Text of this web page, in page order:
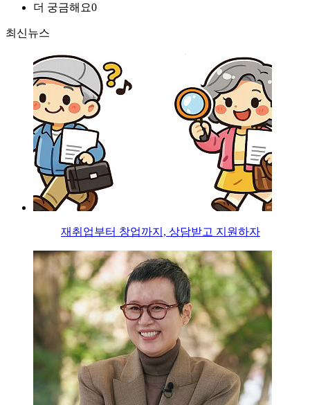
더 궁금해요0
최신뉴스
재취업부터 창업까지, 상담받고 지원하자